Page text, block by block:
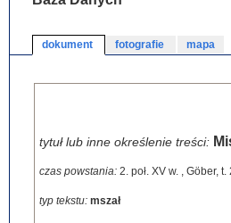
dokument fotografie mapa
tytuł lub inne określenie treści:
czas powstania: 2. poł. XV w. , Göber, t.
typ tekstu: mszał